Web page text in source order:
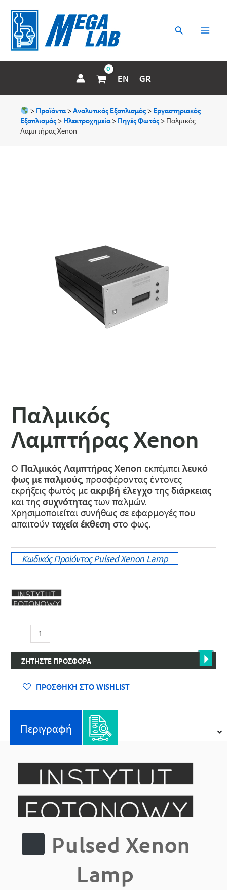
περιεχόμενο
Αναζήτηση
EN GR
> Προϊόντα>Αναλυτικός Εξοπλισμός> Εργαστηριακός
Εξοπλισμός> Ηλεκτροχημεία> Πηγές Φωτός> Παλμικός
Λαμπτήρας Xenon
Παλμικός
Λαμπτήρας Xenon
Ο Παλμικός Λαμπτήρας Xenon εκπέμπειλευκό
φως με παλμούς, προσφέροντας έντονες
εκρήξεις φωτός μεακριβή έλεγχο τηςδιάρκειας
και τηςσυχνότητας των παλμών.
Χρησιμοποιείται συνήθως σε εφαρμογές που
απαιτούνταχεία έκθεση στο φως.
Κωδικός ΠροϊόντοςPulsed Xenon Lamp
Παλμικός
Λαμπτήρας
Xenon
ποσότητα
ΖΗΤΉΣΤΕ ΠΡΟΣΦΟΡΆ
ΠΡΟΣΘΉΚΗ ΣΤΟ WISHLIST
Περιγραφή
Pulsed Xenon
Lamp